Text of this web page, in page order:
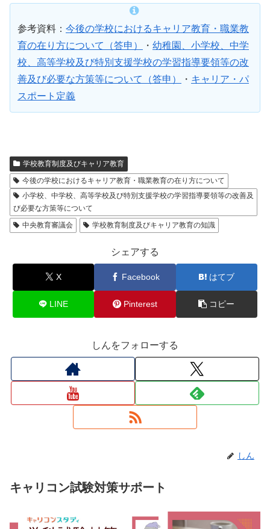
参考資料： 今後の学校におけるキャリア教育・職業教
育の在り方について（答申）
・ 幼稚園、小学校、中学
校、高等学校及び特別支援学校の学習指導要領等の改
善及び必要な方策等について（答申）
・ キャリア・パ
スポート定義
学校教育制度及びキャリア教育
今後の学校におけるキャリア教育・職業教育の在り方について
小学校、中学校、高等学校及び特別支援学校の学習指導要領等の改善及
び必要な方策等について
中央教育審議会
学校教育制度及びキャリア教育の知識
シェアする
X Facebook はてブ
LINE Pinterest コピー
しんをフォローする
しん
キャリコン試験対策サポート